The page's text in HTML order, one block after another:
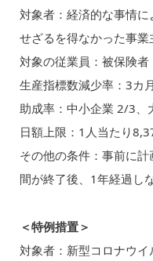
対象者：経済的な事情
せざるを得なかった事業
対象の従業員：被保険者
生産指標数減少率：3カ
助成率：中小企業 2/3、
日額上限：1人当たり
その他の条件：事前に
間が終了後、1年経過し
＜特例措置＞
対象者：新型コロナウ